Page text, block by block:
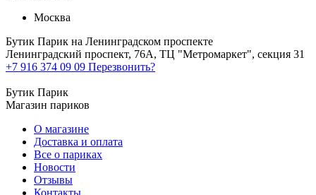
Москва
Бутик Парик на Ленинградском проспекте
Ленинградский проспект, 76А, ТЦ "Метромаркет", секция 31
+7 916 374 09 09 Перезвонить?
Бутик Парик
Магазин париков
О магазине
Доставка и оплата
Все о париках
Новости
Отзывы
Контакты